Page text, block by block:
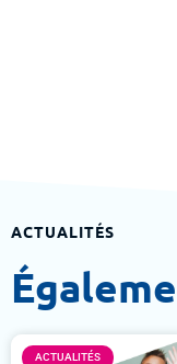
ACTUALITÉS
ACTUALITÉS